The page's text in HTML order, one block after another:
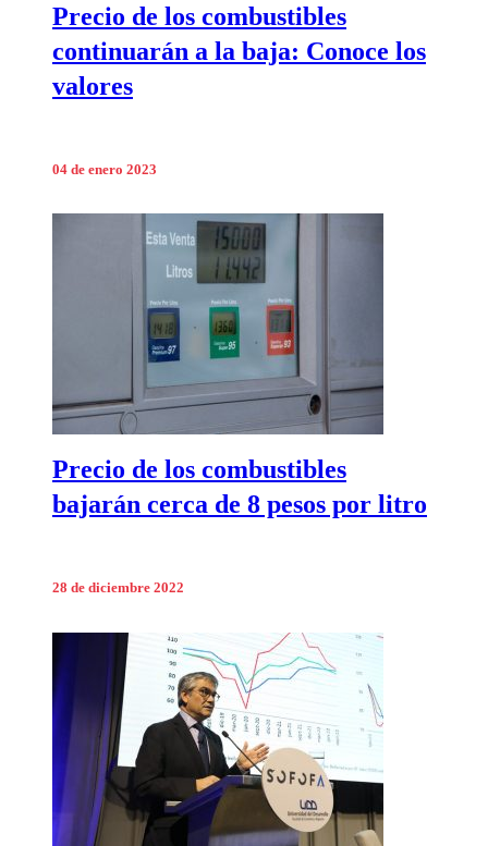
Precio de los combustibles
continuarán a la baja: Conoce los
valores
04 de enero 2023
Precio de los combustibles
bajarán cerca de 8 pesos por litro
28 de diciembre 2022